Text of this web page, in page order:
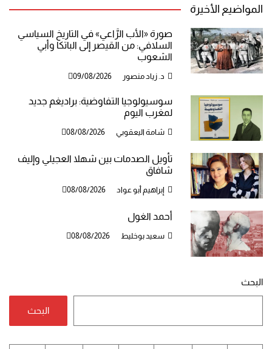
المواضيع الأخيرة
صورة «الأب الرَّاعي» في التاريخ السياسي
السلافي: من القيصر إلى الباتكا وأبي
الشعوب
د. زياد منصور 09/08/2026
سوسيولوجيا التفاوضية: براديغم جديد
لمغرب اليوم
شامة اليعقوبي 08/08/2026
تأويل الصدمات بين شهلا العجيلي وإليف
شافاق
إبراهيم أبو عواد 08/08/2026
أحمد الغول
سعيد بوخليط 08/08/2026
البحث
البحث